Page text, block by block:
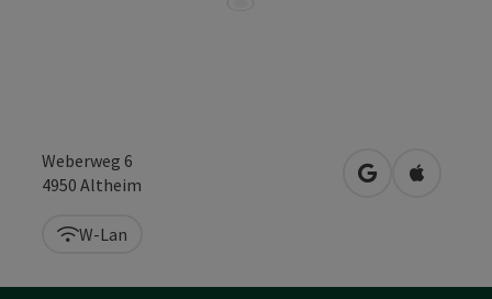
Weberweg 6
4950 Altheim in Googlein Apple
W-Lan